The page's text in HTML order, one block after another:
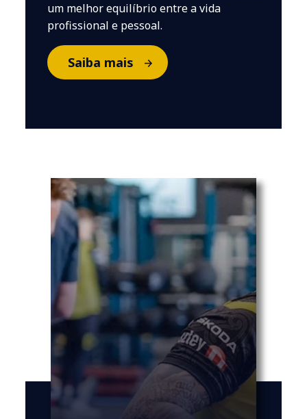
um melhor equilíbrio entre a vida
profissional e pessoal.
Saiba mais